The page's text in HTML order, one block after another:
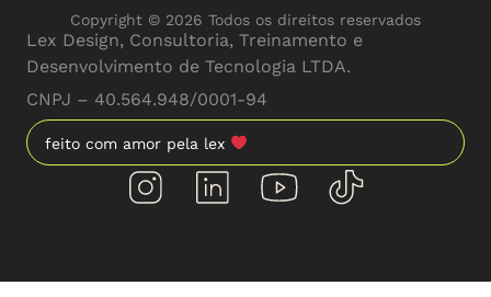
Copyright © 2026 Todos os direitos reservados
Lex Design, Consultoria, Treinamento e
Desenvolvimento de Tecnologia LTDA.
CNPJ – 40.564.948/0001-94
feito com amor pela lex